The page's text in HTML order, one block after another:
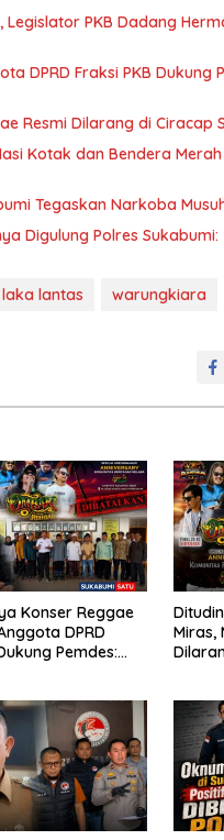
PKB Dadang
DPRD Fraksi PKB Dukung
Resmi Dilarang di Ciracap
Kotak dan Bendera
Tegaskan Narkoba
Digulung Polres Sukabumi:
laka lantas warungkiara
Konser Reggae
DPRD
Pemdes:
Miras,